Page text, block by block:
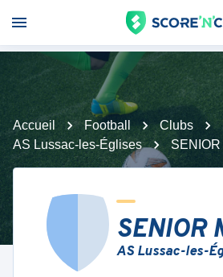
Accueil Football Clubs
AS Lussac-les-Églises
SENIOR
SENIOR
AS Lussac-les-